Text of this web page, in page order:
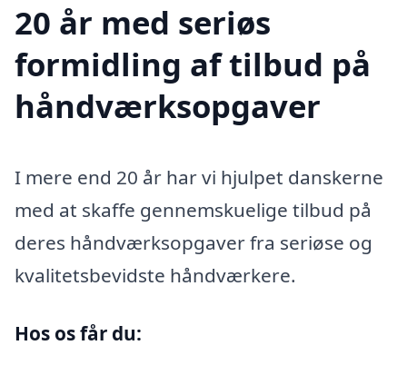
20 år med seriøs
formidling af tilbud på
håndværksopgaver
I mere end 20 år har vi hjulpet danskerne
med at skaffe gennemskuelige tilbud på
deres håndværksopgaver fra seriøse og
kvalitetsbevidste håndværkere.
Hos os får du: